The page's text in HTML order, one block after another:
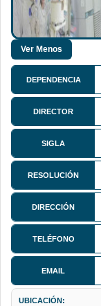
DEPENDENCIA
DIRECTOR
SIGLA
RESOLUCIÓN
DIRECCIÓN
TELÉFONO
EMAIL
UBICACIÓN: